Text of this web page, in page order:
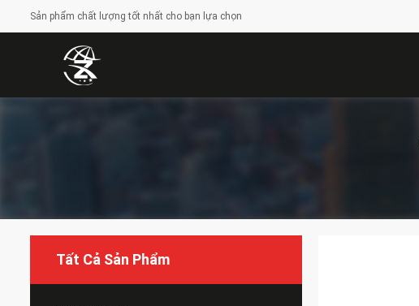
Sản phẩm chất lượng tốt nhất cho bạn lựa chọn
Tất Cả Sản Phẩm